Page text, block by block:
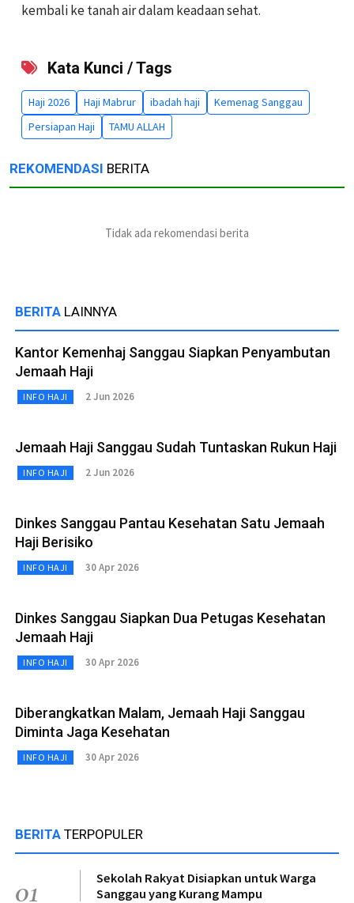
kembali ke tanah air dalam keadaan sehat.
Kata Kunci / Tags
Haji 2026 Haji Mabrur ibadah haji
Kemenag Sanggau
Persiapan Haji
TAMU ALLAH
REKOMENDASI BERITA
Tidak ada rekomendasi berita
BERITA LAINNYA
Kantor Kemenhaj Sanggau Siapkan Penyambutan
Jemaah Haji
INFO HAJI 2 Jun 2026
Jemaah Haji Sanggau Sudah Tuntaskan Rukun Haji
INFO HAJI 2 Jun 2026
Dinkes Sanggau Pantau Kesehatan Satu Jemaah
Haji Berisiko
INFO HAJI 30 Apr 2026
Dinkes Sanggau Siapkan Dua Petugas Kesehatan
Jemaah Haji
INFO HAJI 30 Apr 2026
Diberangkatkan Malam, Jemaah Haji Sanggau
Diminta Jaga Kesehatan
INFO HAJI 30 Apr 2026
BERITA TERPOPULER
01
Sekolah Rakyat Disiapkan untuk Warga
Sanggau yang Kurang Mampu